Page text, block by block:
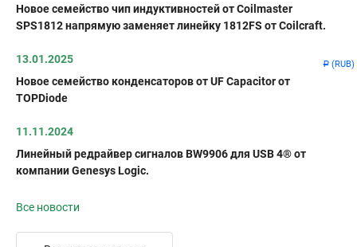
Р (RUB)
Новое семейство чип индуктивностей от Coilmaster
SPS1812 напрямую заменяет линейку 1812FS от Coilcraft.
13.01.2025
Новое семейство конденсаторов от UF Capacitor от
TOPDiode
11.11.2024
Линейный редрайвер сигналов BW9906 для USB 4® от
компании Genesys Logic.
Все новости